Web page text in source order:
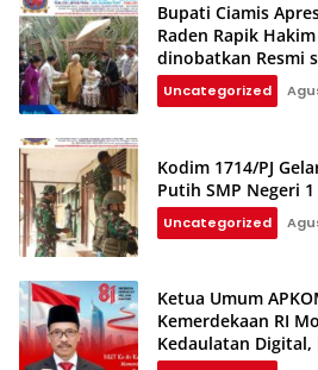
Bupati Ciamis
Raden Rapik
dinobatkan Resmi
Kerajaan Galuh
Uncategorized
Kodim 1714/PJ
Putih SMP Negeri
Uncategorized
Ketua Umum
Kemerdekaan RI
Kedaulatan